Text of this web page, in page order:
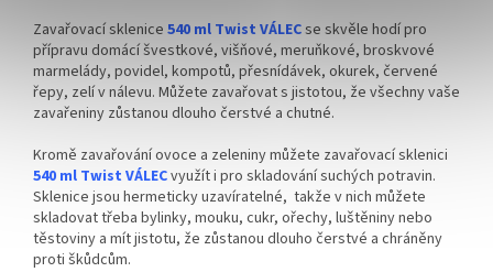
Zavařovací sklenice 540 ml Twist VÁLECse skvěle hodí pro
přípravu domácí švestkové, višňové, meruňkové, broskvové
marmelády, povidel, kompotů, přesnídávek, okurek, červené
řepy, zelí v nálevu. Můžete zavařovat s jistotou, že všechny vaše
zavařeniny zůstanou dlouho čerstvé a chutné.
Kromě zavařování ovoce a zeleniny můžete zavařovací sklenici
540 ml Twist VÁLECvyužít i pro skladování suchých potravin.
Sklenice jsou hermeticky uzavíratelné, takže v nich můžete
skladovat třeba bylinky, mouku, cukr, ořechy, luštěniny nebo
těstoviny a mít jistotu, že zůstanou dlouho čerstvé a chráněny
proti škůdcům.